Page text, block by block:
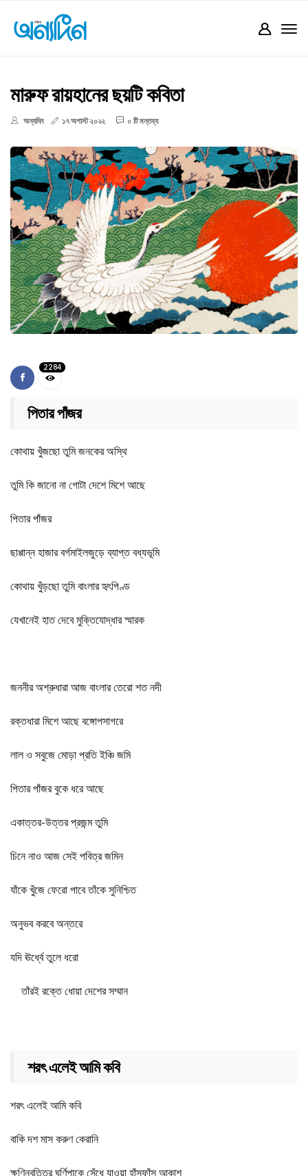
মারুফ রায়হানের ছয়টি কবিতা
অন্যদিন ১৭ অগাস্ট ২০২২ ০ টি মন্তব্য
2284
পিতার পাঁজর
কোথায় খুঁজছো তুমি জনকের অস্থি
তুমি কি জানো না গোটা দেশে মিশে আছে
পিতার পাঁজর
ছাপ্পান্ন হাজার বর্গমাইলজুড়ে ব্যাপ্ত বধ্যভূমি
কোথায় খুঁড়ছো তুমি বাংলার হৃৎপিণ্ড
যেখানেই হাত দেবে মুক্তিযোদ্ধার স্মারক
জননীর অশ্রুধারা আজ বাংলার তেরো শত নদী
রক্তধারা মিশে আছে বঙ্গোপসাগরে
লাল ও সবুজে মোড়া প্রতি ইঞ্চি জমি
পিতার পাঁজর বুকে ধরে আছে
একাত্তর-উত্তর প্রজন্ম তুমি
চিনে নাও আজ সেই পবিত্র জমিন
যাঁকে খুঁজে ফেরো পাবে তাঁকে সুনিশ্চিত
অনুভব করবে অন্তরে
যদি ঊর্ধ্বে তুলে ধরো
তাঁরই রক্তে ধোয়া দেশের সম্মান
শরৎ এলেই আমি কবি
শরৎ এলেই আমি কবি
বাকি দশ মাস করুণ কেরানি
ক্ষুণ্নিবৃত্তির ঘূর্ণিপাকে সেঁধে যাওয়া হাঁসফাঁস আকাশ